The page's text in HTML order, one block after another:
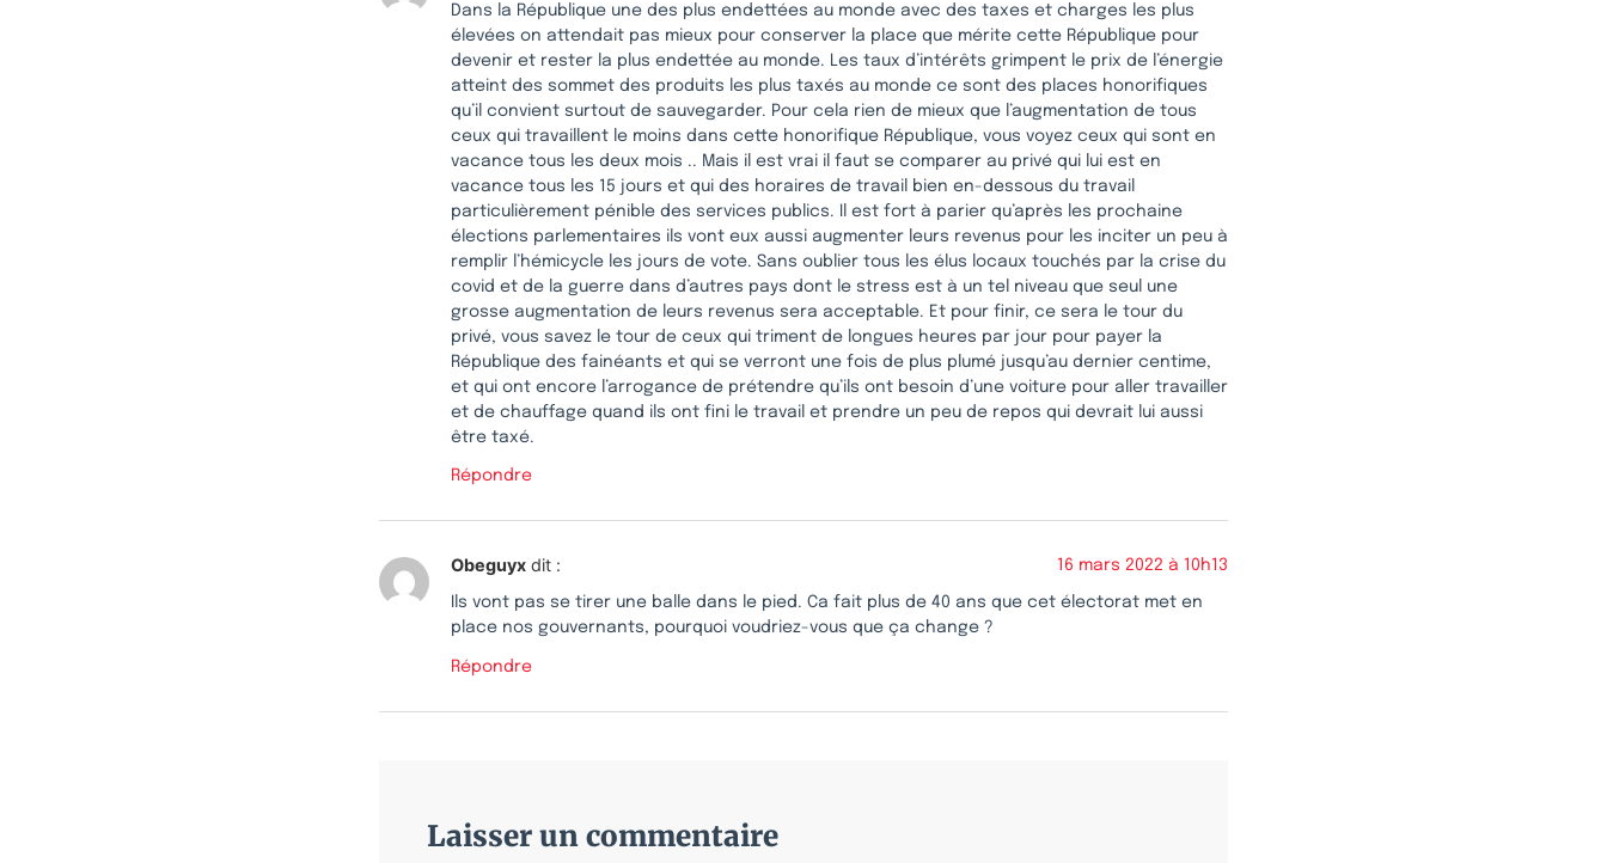
Dans la République une des plus endettées au monde avec des taxes et charges les plus
élevées on attendait pas mieux pour conserver la place que mérite cette République pour
devenir et rester la plus endettée au monde. Les taux d’intérêts grimpent le prix de l’énergie
atteint des sommet des produits les plus taxés au monde ce sont des places honorifiques
qu’il convient surtout de sauvegarder. Pour cela rien de mieux que l’augmentation de tous
ceux qui travaillent le moins dans cette honorifique République, vous voyez ceux qui sont en
vacance tous les deux mois .. Mais il est vrai il faut se comparer au privé qui lui est en
vacance tous les 15 jours et qui des horaires de travail bien en-dessous du travail
particulièrement pénible des services publics. Il est fort à parier qu’après les prochaine
élections parlementaires ils vont eux aussi augmenter leurs revenus pour les inciter un peu à
remplir l’hémicycle les jours de vote. Sans oublier tous les élus locaux touchés par la crise du
covid et de la guerre dans d’autres pays dont le stress est à un tel niveau que seul une
grosse augmentation de leurs revenus sera acceptable. Et pour finir, ce sera le tour du
privé, vous savez le tour de ceux qui triment de longues heures par jour pour payer la
République des fainéants et qui se verront une fois de plus plumé jusqu’au dernier centime,
et qui ont encore l’arrogance de prétendre qu’ils ont besoin d’une voiture pour aller travailler
et de chauffage quand ils ont fini le travail et prendre un peu de repos qui devrait lui aussi
être taxé.
Répondre
Obeguyx dit : 16 mars 2022 à 10h13
Ils vont pas se tirer une balle dans le pied. Ca fait plus de 40 ans que cet électorat met en
place nos gouvernants, pourquoi voudriez-vous que ça change ?
Répondre
Laisser un commentaire